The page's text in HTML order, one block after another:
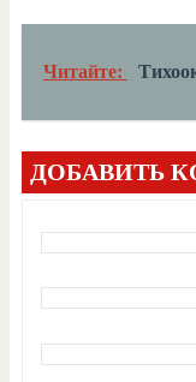
Читайте:
ДОБАВИТЬ